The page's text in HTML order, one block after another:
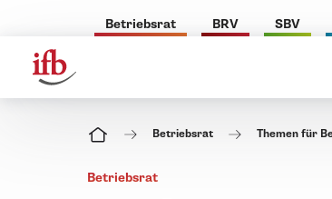
Betriebsrat BRV SBV
Betriebsrat Themen für
Betriebsrat